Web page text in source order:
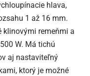
hlava,
1 až 16 mm.
klinovými remeňmi a
W. Má tichú
aj nastaviteľný
ktorý je možné